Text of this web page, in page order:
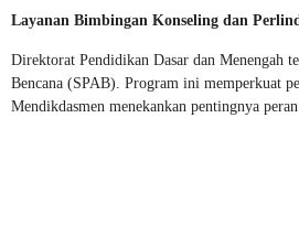
Layanan Bimbingan Konseling dan
Direktorat Pendidikan Dasar dan Menengah
Bencana (SPAB). Program ini memperkuat
Mendikdasmen menekankan pentingnya